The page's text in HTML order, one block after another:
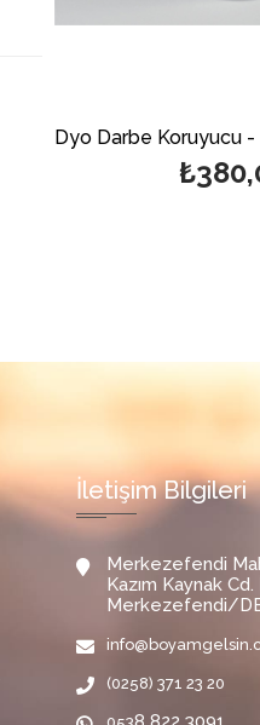
İletişim Bilgileri
Merkezefendi
Kazım Kaynak
Merkezefendi/
(0258) 371 23 20